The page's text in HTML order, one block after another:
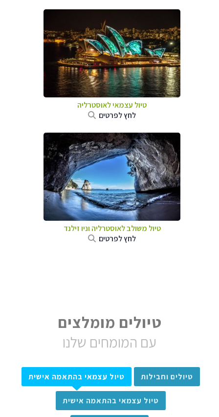
טיול עצמאי לאוסטרליה
לחץ לפרטים
טיול משולב לאוסטרליה וניו זילנד
לחץ לפרטים
טיולים מומלצים
עם המומחים שלנו
טיולים וחבילות טיול עצמאי בהתאמה אישית
טיול עצמאי בהתאמה אישית